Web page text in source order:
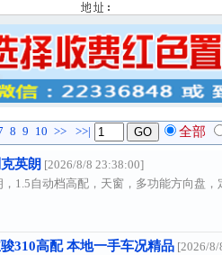
8 9 10 >> >>| 全部
英朗 [2026/8/8 23:38:00]
，1.5自动档高配，天窗，多功能方向盘
310高配 本地一手车况精品 [2026/